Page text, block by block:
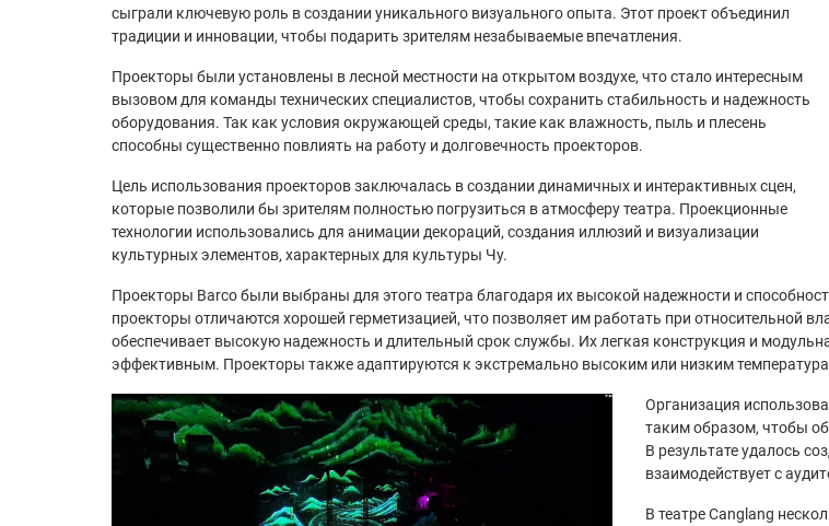
сыграли ключевую роль в создании уникального визуального опыта. Этот проект объединил
традиции и инновации, чтобы подарить зрителям незабываемые впечатления.
Проекторы были установлены в лесной местности на открытом воздухе, что стало интересным
вызовом для команды технических специалистов, чтобы сохранить стабильность и надежность
оборудования. Так как условия окружающей среды, такие как влажность, пыль и плесень
способны существенно повлиять на работу и долговечность проекторов.
Цель использования проекторов заключалась в создании динамичных и интерактивных сцен,
которые позволили бы зрителям полностью погрузиться в атмосферу театра. Проекционные
технологии использовались для анимации декораций, создания иллюзий и визуализации
культурных элементов, характерных для культуры Чу.
Проекторы Barco были выбраны для этого театра благодаря их высокой надежности и
проекторы отличаются хорошей герметизацией, что позволяет им работать при относительной
обеспечивает высокую надежность и длительный срок службы. Их легкая конструкция и
эффективным. Проекторы также адаптируются к экстремально высоким или низким
Организация
таким образом, чтобы
В результате удалось
взаимодействует с
В театре Canglang